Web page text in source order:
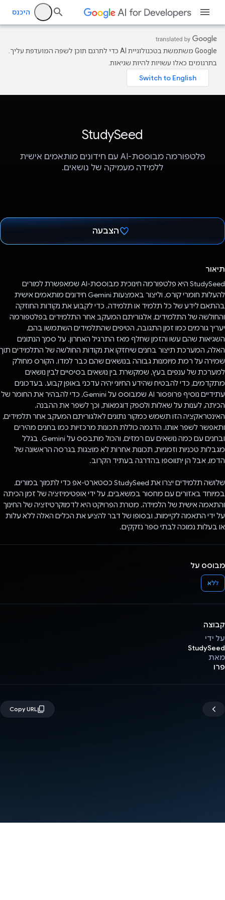
היכנס
‫Google משתמשת בטכנולוגיית AI כדי לתרגם תוכן לשפה המועדפת עליך.
בתרגומים כאלו עשויות להיות שגיאות.
StudySeed
פלטפורמה מבוססת-AI עם חידונים מותאמים אישית
ללמידה מעמיקה של נושאים.
הצבעה
תיאור
StudySeed היא פלטפורמה חינוכית מבוססת-AI שמאפשרת למורים
להעלות חומרי קורס, וליצור באמצעות Gemini חידונים מותאמים אישית
בהתאם לידע של כל תלמיד או תלמידה. כדי לקבוע את נקודות החוזקה
והחולשה של התלמידים, אלגוריתם המעקב אחר התלמידים בפלטפורמה
יעריך גורמים כמו זמן התגובה, הטיפים שהתלמידים השתמשו בהם,
השגיאות שהם עשו והזמן שחלף מאז התרגיל האחרון. על סמך הנתונים
האלה, המערכת תיצור בחנים שיחזקו את נקודות החולשה של התלמידים תוך
שמירה על רמת מיומנות גבוהה בנושאים שהם כבר למדו. הקורס מחולק
למערכת של ענפים בעץ, שמקשרת בין נושאים בסיסיים לבין נושאים
מתקדמים, כדי להבטיח שהידע החיוני יהיה עדכני באופן קבוע. בעדכונים
עתידיים נוסיף פרופסור AI שמבוסס על Gemini, כדי להבהיר את החומר של
הכיתה, לענות על שאלות ולספק דוגמאות, וכך לשפר את ההבנה.
האינטראקציה הזו תשמש כמקור נתונים לאלגוריתם המעקב אחר תלמידים,
ותאפשר לשפר אותו. הדגמה כוללת תכונות מרכזיות כמו בחנים מהירים
ובחנים עם כמה נושאים עם רמזים, והכול מתבסס על Gemini. בגלל
מגבלות טכניות וזמניות, תכונות אחרות לא מוצגות בגרסה הראשונה של
הדמו, אבל הן יתווספו בהדרגה בעתיד הקרוב.
שלושה תלמידים יצרו את StudySeed כסטארט-אפ כדי לתמוך במורים,
במיוחד באזורים עם מחסור במשאבים, על ידי אופטימיזציה של זמן הכיתה
והתאמה אישית של הלמידה. מטרת הפרויקט היא לדמוקרטיזציה של החינוך
על ידי התאמה לקיימות, ובסופו של דבר להציע את הכלים האלה ללא עלות
או בעלות נמוכה לבתי ספר נזקקים.
מבוסס על
ללא
קבוצה
על ידי
StudySeed
מאת
פרו